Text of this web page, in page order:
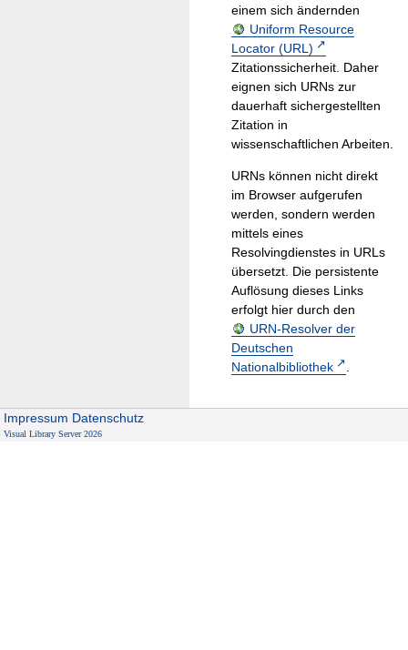
einem sich ändernden
Uniform Resource
Locator (URL)
Zitationssicherheit. Daher
eignen sich URNs zur
dauerhaft sichergestellten
Zitation in
wissenschaftlichen Arbeiten.
URNs können nicht direkt
im Browser aufgerufen
werden, sondern werden
mittels eines
Resolvingdienstes in URLs
übersetzt. Die persistente
Auflösung dieses Links
erfolgt hier durch den
URN-Resolver der
Deutschen
Nationalbibliothek
.
Impressum Datenschutz
Visual Library Server 2026